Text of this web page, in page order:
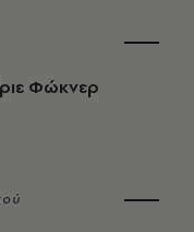
Φώκνερ